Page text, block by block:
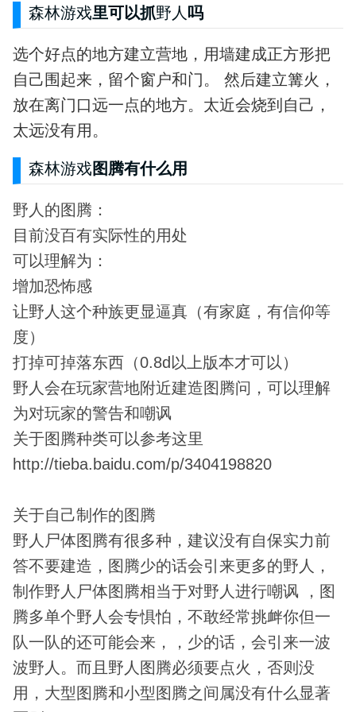
森林游戏里可以抓野人 吗
选个好点的地方建立营地，用墙建成正方形把
自己围起来，留个窗户和门。 然后建立篝火，
放在离门口远一点的地方。太近会烧到自己，
太远没有用。
森林游戏图腾有什么用
野人的图腾：
目前没百有实际性的用处
可以理解为：
增加恐怖感
让野人这个种族更显逼真（有家庭，有信仰等
度）
打掉可掉落东西（0.8d以上版本才可以）
野人会在玩家营地附近建造图腾问，可以理解
为对玩家的警告和嘲讽
关于图腾种类可以参考这里
http://tieba.baidu.com/p/3404198820
关于自己制作的图腾
野人尸体图腾有很多种，建议没有自保实力前
答不要建造，图腾少的话会引来更多的野人，
制作野人尸体图腾相当于对野人进行嘲讽 ，图
腾多单个野人会专惧怕，不敢经常挑衅你但一
队一队的还可能会来，，少的话，会引来一波
波野人。而且野人图腾必须要点火，否则没
用，大型图腾和小型图腾之间属没有什么显著